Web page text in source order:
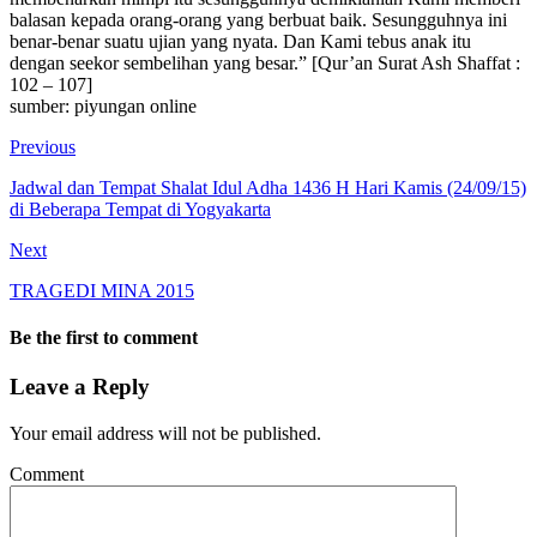
balasan kepada orang-orang yang berbuat baik. Sesungguhnya ini
benar-benar suatu ujian yang nyata. Dan Kami tebus anak itu
dengan seekor sembelihan yang besar.” [Qur’an Surat Ash Shaffat :
102 – 107]
sumber: piyungan online
Previous
Jadwal dan Tempat Shalat Idul Adha 1436 H Hari Kamis (24/09/15)
di Beberapa Tempat di Yogyakarta
Next
TRAGEDI MINA 2015
Be the first to comment
Leave a Reply
Your email address will not be published.
Comment